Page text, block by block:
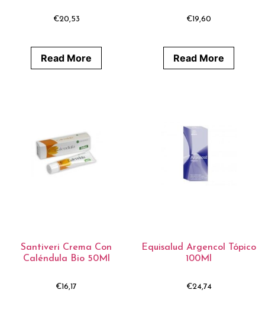
€20,53
Read More
€19,60
Read More
Santiveri Crema Con
Caléndula Bio 50Ml
€16,17
Equisalud Argencol Tópico
100Ml
€24,74